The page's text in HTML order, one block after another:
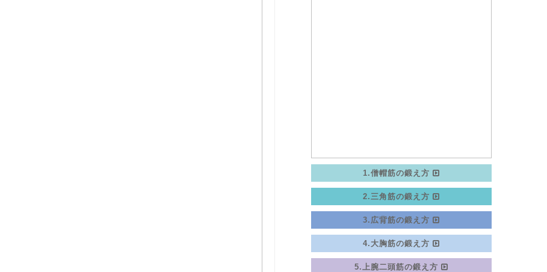
1.僧帽筋の鍛え方
2.三角筋の鍛え方
3.広背筋の鍛え方
4.大胸筋の鍛え方
5.上腕二頭筋の鍛え方